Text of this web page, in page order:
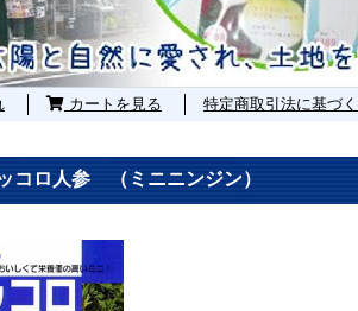
カートを見る 特定商取引法に基づ
コロ人参 （ミニニンジン）